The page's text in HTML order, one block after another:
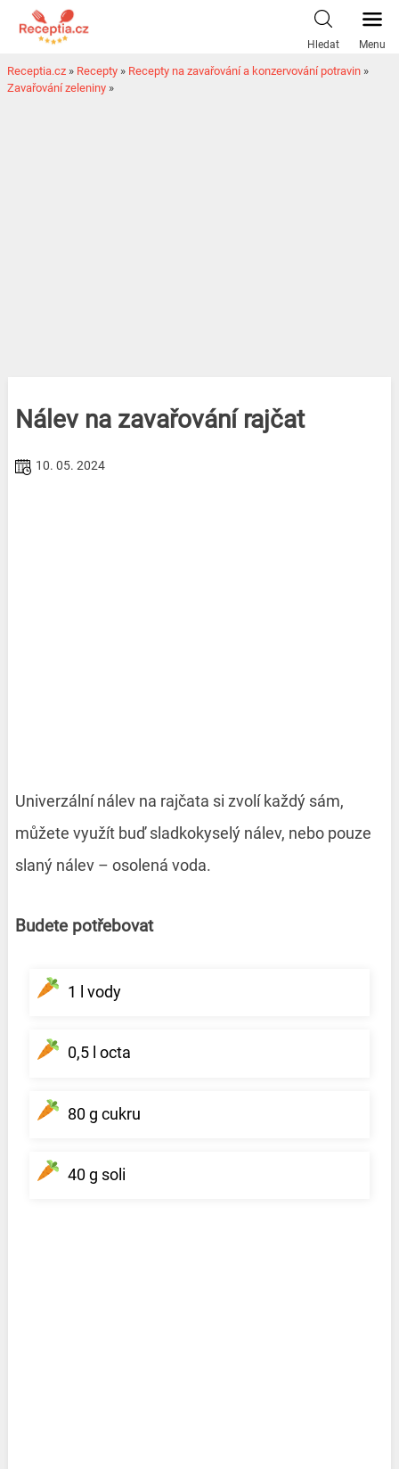
Hledat Menu
Receptia.cz » Recepty » Recepty na zavařování a konzervování potravin »
Zavařování zeleniny »
Nálev na zavařování rajčat
10. 05. 2024
Univerzální nálev na rajčata si zvolí každý sám,
můžete využít buď sladkokyselý nálev, nebo pouze
slaný nálev – osolená voda.
Budete potřebovat
1 l vody
0,5 l octa
80 g cukru
40 g soli